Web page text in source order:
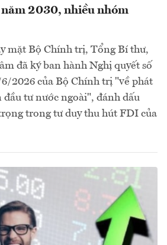
2030, nhiều nhóm
mặt Bộ Chính trị, Tổng Bí thư,
đã ký ban hành Nghị quyết số
2026 của Bộ Chính trị "về phát
tư nước ngoài", đánh dấu
trong tư duy thu hút FDI của